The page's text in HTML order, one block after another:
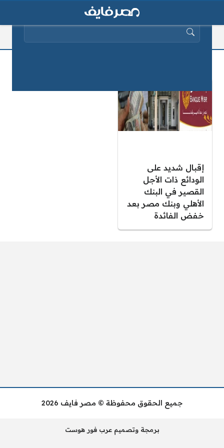
إقبال شديد على
الودائع ذات الأجل
القصير في البنك
الأهلي وبنك مصر بعد
خفض الفائدة
جميع الحقوق محفوظة © مصر فايف 2026
برمجة وتصميم عرب فور هوست
البحث عن: